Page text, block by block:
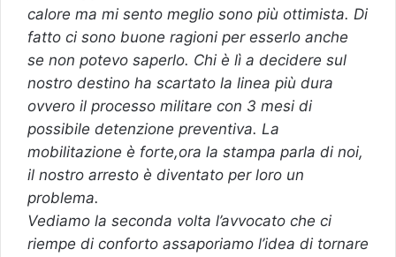
calore ma mi sento meglio sono più ottimista. Di
fatto ci sono buone ragioni per esserlo anche
se non potevo saperlo. Chi è lì a decidere sul
nostro destino ha scartato la linea più dura
ovvero il processo militare con 3 mesi di
possibile detenzione preventiva. La
mobilitazione è forte,ora la stampa parla di noi,
il nostro arresto è diventato per loro un
problema.
Vediamo la seconda volta l’avvocato che ci
riempe di conforto assaporiamo l’idea di tornare